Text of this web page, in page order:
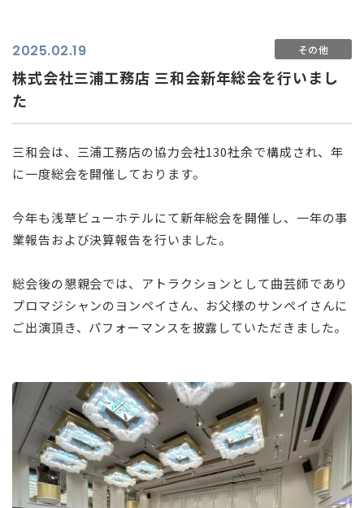
2025.02.19 その他
株式会社三浦工務店 三和会新年総会を行いまし
た
三和会は、三浦工務店の協力会社130社余で構成され、年
に一度総会を開催しております。
今年も浅草ビューホテルにて新年総会を開催し、一年の事
業報告および決算報告を行いました。
総会後の懇親会では、アトラクションとして曲芸師であり
プロマジシャンのヨンペイさん、お父様のサンペイさんに
ご出演頂き、パフォーマンスを披露していただきました。